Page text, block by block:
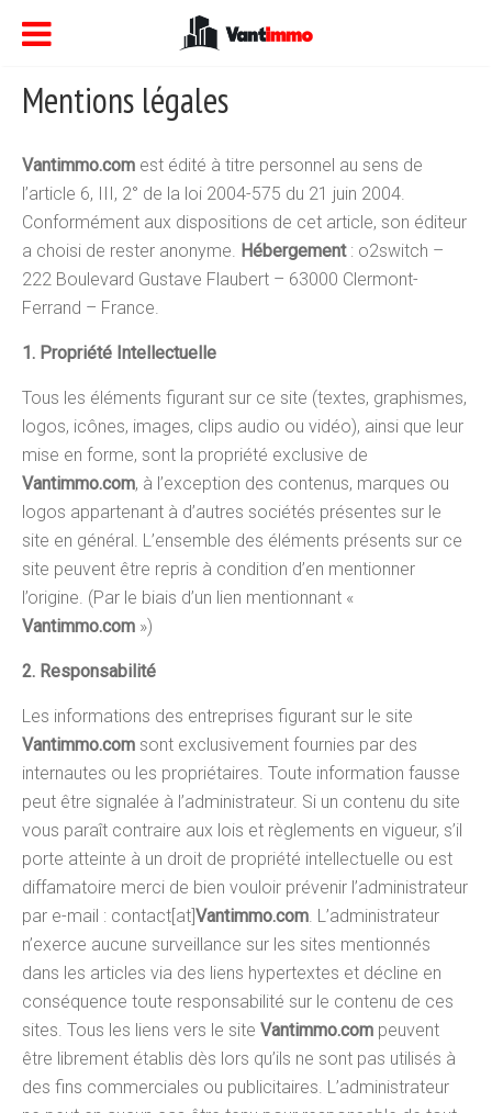
Mentions légales
Vantimmo.com est édité à titre personnel au sens de
l’article 6, III, 2° de la loi 2004-575 du 21 juin 2004.
Conformément aux dispositions de cet article, son éditeur
a choisi de rester anonyme. Hébergement : o2switch –
222 Boulevard Gustave Flaubert – 63000 Clermont-
Ferrand – France.
1. Propriété Intellectuelle
Tous les éléments figurant sur ce site (textes, graphismes,
logos, icônes, images, clips audio ou vidéo), ainsi que leur
mise en forme, sont la propriété exclusive de
Vantimmo.com, à l’exception des contenus, marques ou
logos appartenant à d’autres sociétés présentes sur le
site en général. L’ensemble des éléments présents sur ce
site peuvent être repris à condition d’en mentionner
l’origine. (Par le biais d’un lien mentionnant «
Vantimmo.com »)
2. Responsabilité
Les informations des entreprises figurant sur le site
Vantimmo.com sont exclusivement fournies par des
internautes ou les propriétaires. Toute information fausse
peut être signalée à l’administrateur. Si un contenu du site
vous paraît contraire aux lois et règlements en vigueur, s’il
porte atteinte à un droit de propriété intellectuelle ou est
diffamatoire merci de bien vouloir prévenir l’administrateur
par e-mail : contact[at]Vantimmo.com. L’administrateur
n’exerce aucune surveillance sur les sites mentionnés
dans les articles via des liens hypertextes et décline en
conséquence toute responsabilité sur le contenu de ces
sites. Tous les liens vers le site Vantimmo.com peuvent
être librement établis dès lors qu’ils ne sont pas utilisés à
des fins commerciales ou publicitaires. L’administrateur